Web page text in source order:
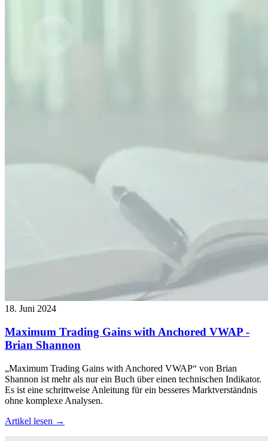
18. Juni 2024
Maximum Trading Gains with Anchored VWAP -
Brian Shannon
„Maximum Trading Gains with Anchored VWAP“ von Brian
Shannon ist mehr als nur ein Buch über einen technischen Indikator.
Es ist eine schrittweise Anleitung für ein besseres Marktverständnis
ohne komplexe Analysen.
Artikel lesen →